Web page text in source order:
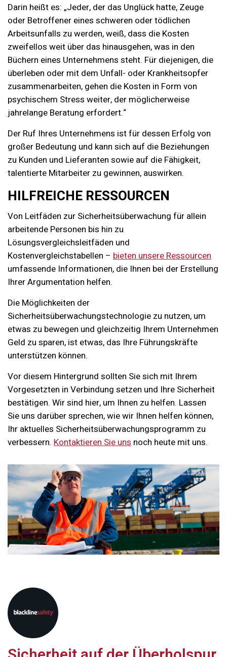
Darin heißt es: „Jeder, der das Unglück hatte, Zeuge
oder Betroffener eines schweren oder tödlichen
Arbeitsunfalls zu werden, weiß, dass die Kosten
zweifellos weit über das hinausgehen, was in den
Büchern eines Unternehmens steht. Für diejenigen, die
überleben oder mit dem Unfall- oder Krankheitsopfer
zusammenarbeiten, gehen die Kosten in Form von
psychischem Stress weiter, der möglicherweise
jahrelange Beratung erfordert.“
Der Ruf Ihres Unternehmens ist für dessen Erfolg von
großer Bedeutung und kann sich auf die Beziehungen
zu Kunden und Lieferanten sowie auf die Fähigkeit,
talentierte Mitarbeiter zu gewinnen, auswirken.
HILFREICHE RESSOURCEN
Von Leitfäden zur Sicherheitsüberwachung für allein
arbeitende Personen bis hin zu
Lösungsvergleichsleitfäden und
Kostenvergleichstabellen – bieten unsere Ressourcen
umfassende Informationen, die Ihnen bei der Erstellung
Ihrer Argumentation helfen.
Die Möglichkeiten der
Sicherheitsüberwachungstechnologie zu nutzen, um
etwas zu bewegen und gleichzeitig Ihrem Unternehmen
Geld zu sparen, ist etwas, das Ihre Führungskräfte
unterstützen können.
Vor diesem Hintergrund sollten Sie sich mit Ihrem
Vorgesetzten in Verbindung setzen und Ihre Sicherheit
bestätigen. Wir sind hier, um Ihnen zu helfen. Lassen
Sie uns darüber sprechen, wie wir Ihnen helfen können,
Ihr aktuelles Sicherheitsüberwachungsprogramm zu
verbessern. Kontaktieren Sie uns noch heute mit uns.